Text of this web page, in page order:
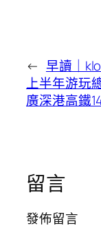
← 早讀｜
上半年游玩
廣深港高鐵
留言
發佈留言